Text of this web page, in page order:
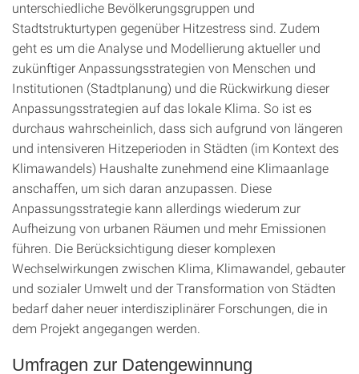
unterschiedliche Bevölkerungsgruppen und
Stadtstrukturtypen gegenüber Hitzestress sind. Zudem
geht es um die Analyse und Modellierung aktueller und
zukünftiger Anpassungsstrategien von Menschen und
Institutionen (Stadtplanung) und die Rückwirkung dieser
Anpassungsstrategien auf das lokale Klima. So ist es
durchaus wahrscheinlich, dass sich aufgrund von längeren
und intensiveren Hitzeperioden in Städten (im Kontext des
Klimawandels) Haushalte zunehmend eine Klimaanlage
anschaffen, um sich daran anzupassen. Diese
Anpassungsstrategie kann allerdings wiederum zur
Aufheizung von urbanen Räumen und mehr Emissionen
führen. Die Berücksichtigung dieser komplexen
Wechselwirkungen zwischen Klima, Klimawandel, gebauter
und sozialer Umwelt und der Transformation von Städten
bedarf daher neuer interdisziplinärer Forschungen, die in
dem Projekt angegangen werden.
Umfragen zur Datengewinnung